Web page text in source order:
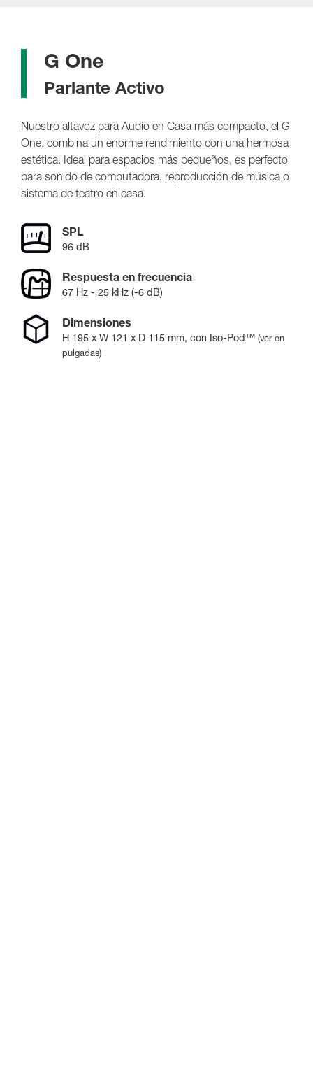
G One
Parlante Activo
Nuestro altavoz para Audio en Casa más compacto, el G
One, combina un enorme rendimiento con una hermosa
estética. Ideal para espacios más pequeños, es perfecto
para sonido de computadora, reproducción de música o
sistema de teatro en casa.
SPL
96 dB
Respuesta en frecuencia
67 Hz - 25 kHz (-6 dB)
Dimensiones
H 195 x W 121 x D 115 mm, con Iso-Pod™ (ver en
pulgadas)